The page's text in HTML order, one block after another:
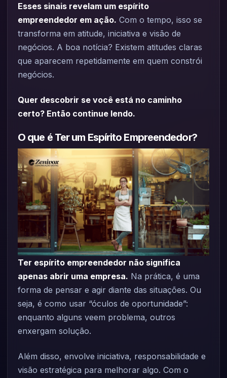
Esses sinais revelam um espírito
empreendedor em ação. Com o tempo, isso se
transforma em atitude, iniciativa e visão de
negócios. A boa notícia? Existem atitudes claras
que aparecem repetidamente em quem constrói
negócios.
Quer descobrir se você está no caminho
certo? Então continue lendo.
O que é Ter um Espírito Empreendedor?
Ter espírito empreendedor não significa
apenas abrir uma empresa. Na prática, é uma
forma de pensar e agir diante das situações. Ou
seja, é como usar “óculos de oportunidade”:
enquanto alguns veem problema, outros
enxergam solução.
Além disso, envolve iniciativa, responsabilidade e
visão estratégica para melhorar algo. Com o